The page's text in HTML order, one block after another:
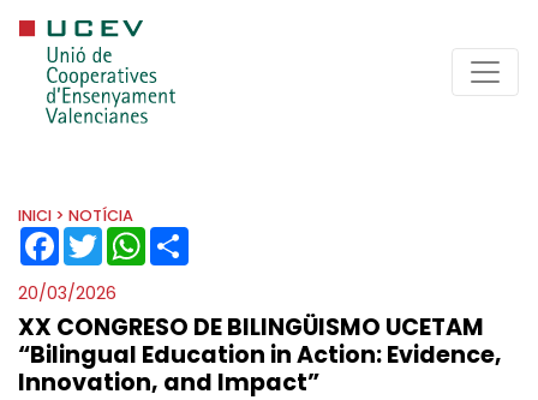
INICI > NOTÍCIA
FACEBOOK
TWITTERWHATSAPP
20/03/2026
XX CONGRESO DE BILINGÜISMO UCETAM
“Bilingual Education in Action: Evidence,
Innovation, and Impact”